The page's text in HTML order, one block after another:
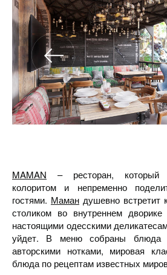
MAMAN – ресторан, который
колоритом и непременно
гостями. Маман душевно встретит
столиком во внутреннем дворике
настоящими одесскими
уйдет. В меню собраны блюда
авторскими нотками, мировая
блюда по рецептам известных